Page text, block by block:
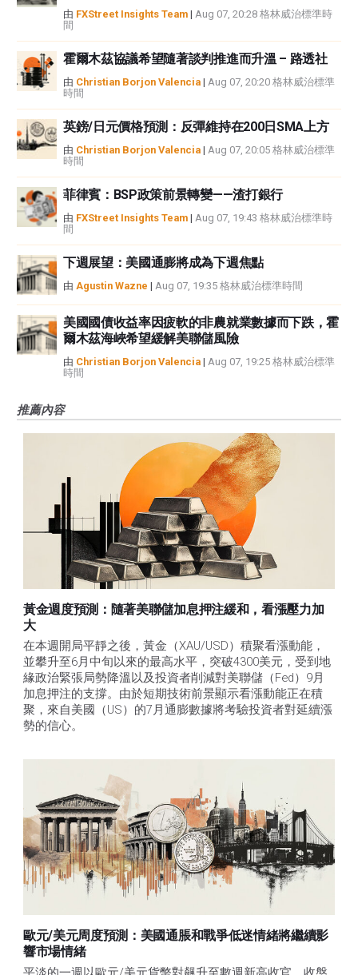
由 FXStreet Insights Team | Aug 07, 20:28 格林威治標準時
間
霍爾木茲協議希望隨著談判推進而升溫 – 路透社
由 Christian Borjon Valencia | Aug 07, 20:20 格林威治標準
時間
英鎊/日元價格預測：反彈維持在200日SMA上方
由 Christian Borjon Valencia | Aug 07, 20:05 格林威治標準
時間
菲律賓：BSP政策前景轉變——渣打銀行
由 FXStreet Insights Team | Aug 07, 19:43 格林威治標準時
間
下週展望：美國通膨將成為下週焦點
由 Agustin Wazne | Aug 07, 19:35 格林威治標準時間
美國國債收益率因疲軟的非農就業數據而下跌，霍
爾木茲海峽希望緩解美聯儲風險
由 Christian Borjon Valencia | Aug 07, 19:25 格林威治標準
時間
推薦內容
黃金週度預測：隨著美聯儲加息押注緩和，看漲壓力加
大
在本週開局平靜之後，黃金（XAU/USD）積聚看漲動能，
並攀升至6月中旬以來的最高水平，突破4300美元，受到地
緣政治緊張局勢降溫以及投資者削減對美聯儲（Fed）9月
加息押注的支撐。由於短期技術前景顯示看漲動能正在積
聚，來自美國（US）的7月通膨數據將考驗投資者對延續漲
勢的信心。
歐元/美元周度預測：美國通脹和戰爭低迷情緒將繼續影
響市場情緒